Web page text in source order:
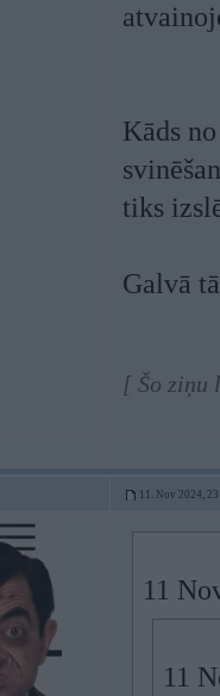
Kāds
tiks
Galvā
[ Šo ziņu
11. Nov 2024,
11
11